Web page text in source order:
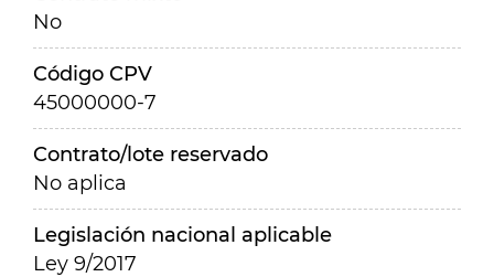
No
Código CPV
45000000-7
Contrato/lote reservado
No aplica
Legislación nacional aplicable
Ley 9/2017